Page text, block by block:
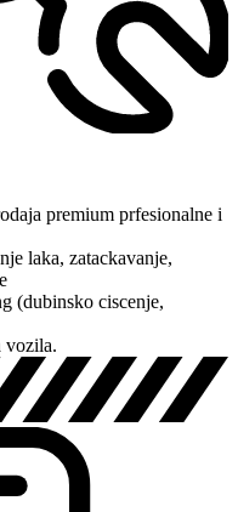
premium prfesionalne i
laka, zatackavanje,
(dubinsko ciscenje,
vozila.